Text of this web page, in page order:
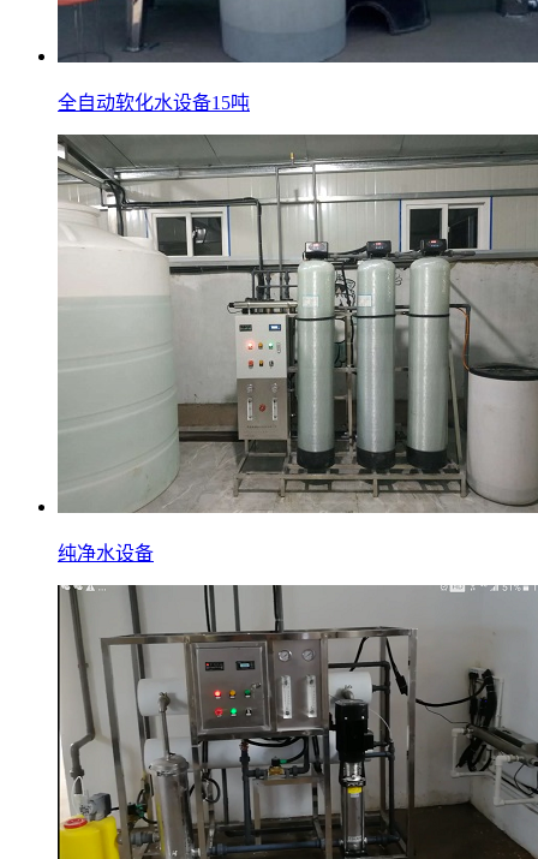
全自动软化水设备15吨
纯净水设备